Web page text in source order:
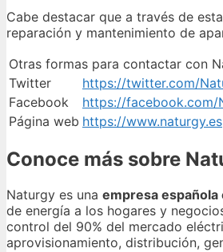
Cabe destacar que a través de
reparación y mantenimiento de
Otras formas para contactar con
Twitter
https://twitter.com/
Facebook
https://facebook.com/
Página web https://www.naturgy.es
Conoce más sobre
Naturgy es una empresa
de energía a los hogares y
control del 90% del mercado
aprovisionamiento, distribución,